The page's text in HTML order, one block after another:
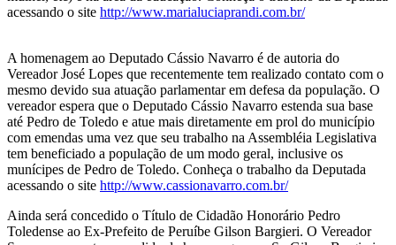
acessando o site http://www.marialuciaprandi.com.br/
A homenagem ao Deputado Cássio Navarro é de autoria do
Vereador José Lopes que recentemente tem realizado contato com o
mesmo devido sua atuação parlamentar em defesa da população. O
vereador espera que o Deputado Cássio Navarro estenda sua base
até Pedro de Toledo e atue mais diretamente em prol do município
com emendas uma vez que seu trabalho na Assembléia Legislativa
tem beneficiado a população de um modo geral, inclusive os
munícipes de Pedro de Toledo. Conheça o trabalho da Deputada
acessando o site http://www.cassionavarro.com.br/
Ainda será concedido o Título de Cidadão Honorário Pedro
Toledense ao Ex-Prefeito de Peruíbe Gilson Bargieri. O Vereador